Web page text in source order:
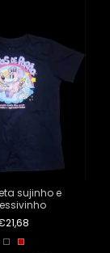
sujinho e